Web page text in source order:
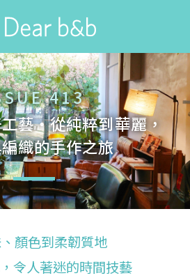
生！
413
藝・從純粹到華麗，
織的手作之旅
顏色到柔韌質地
令人著迷的時間技藝